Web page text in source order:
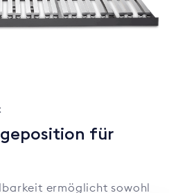
für
ermöglicht sowohl